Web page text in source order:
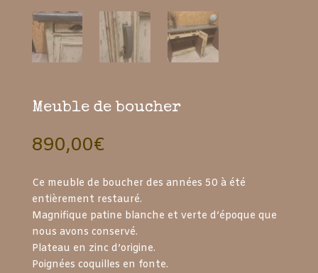
Meuble de boucher
890,00€
Ce meuble de boucher des années 50 à été
entièrement restauré.
Magnifique patine blanche et verte d’époque que
nous avons conservé.
Plateau en zinc d’origine.
Poignées coquilles en fonte.